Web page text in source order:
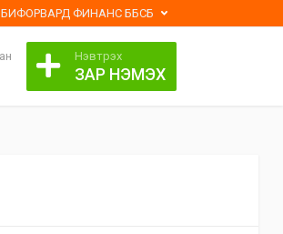
БИФОРВАРД ФИНАНС ББСБ
Нэвтрэх
ЗАР НЭМЭХ